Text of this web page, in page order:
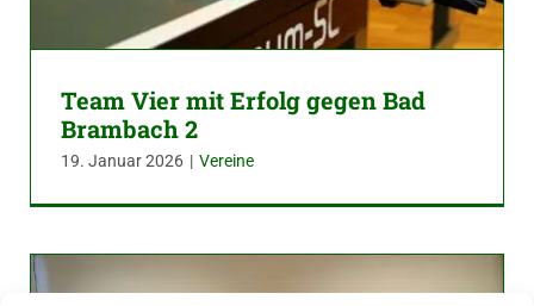
Team Vier mit Erfolg gegen Bad
Brambach 2
19. Januar 2026 | Vereine